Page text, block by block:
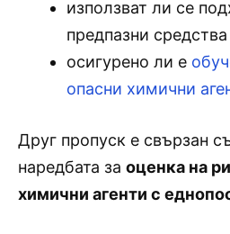
използват ли се
предпазни
осигурено ли е
опасни химични
Друг пропуск е свързан
наредбата за оценка на
химични агенти с